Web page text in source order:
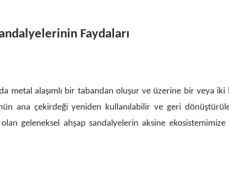
Faydaları
metal alaşımlı bir tabandan oluşur ve üzerine bir veya iki
ana çekirdeği yeniden kullanılabilir ve geri
geleneksel ahşap sandalyelerin aksine ekosistemimize